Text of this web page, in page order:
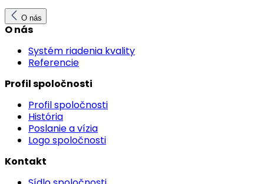
O nás
O nás
Systém riadenia kvality
Referencie
Profil spoločnosti
Profil spoločnosti
História
Poslanie a vízia
Logo spoločnosti
Kontakt